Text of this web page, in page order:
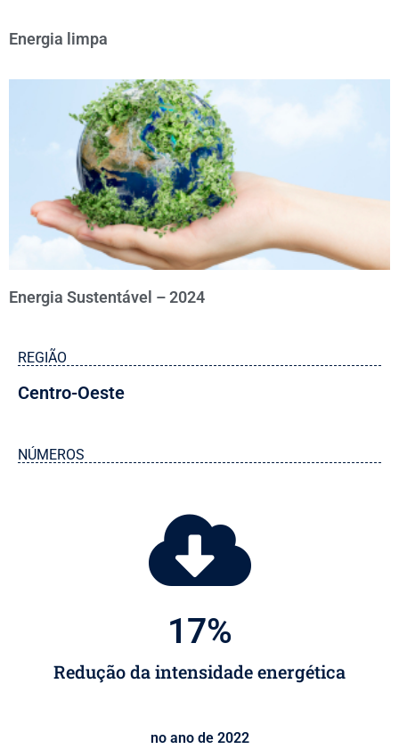
Energia limpa
Energia Sustentável – 2024
REGIÃO
Centro-Oeste
NÚMEROS
Redução da intensidade energética
17%
no ano de 2022